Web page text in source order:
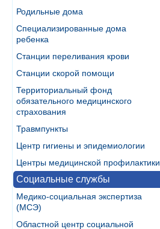
Родильные дома
Специализированные дома
ребенка
Станции переливания крови
Станции скорой помощи
Территориальный фонд
обязательного медицинского
страхования
Травмпункты
Центр гигиены и эпидемиологии
Центры медицинской профилактики
Социальные службы
Медико-социальная экспертиза
(МСЭ)
Областной центр социальной